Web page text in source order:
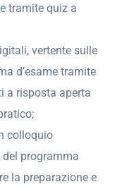
tramite quiz a
vertente sulle
d’esame tramite
a risposta aperta
colloquio
programma
la preparazione e